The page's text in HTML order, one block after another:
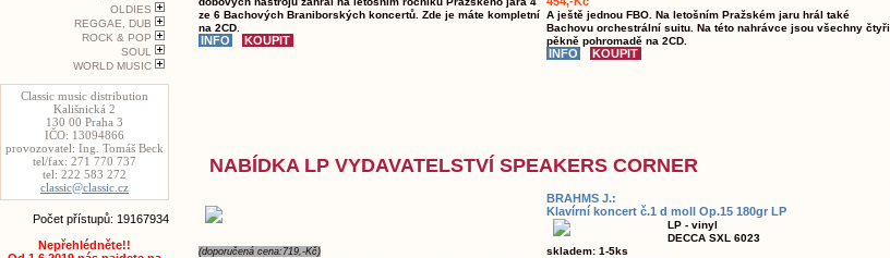
OLDIES
REGGAE, DUB
ROCK & POP
SOUL
WORLD MUSIC
Classic music distribution
Kališnická 2
130 00 Praha 3
IČO: 13094866
provozovatel: Ing. Tomáš Beck
tel/fax: 271 770 737
tel: 222 583 272
classic@classic.cz
Počet přístupů: 19167934
Nepřehlédněte!!
ze 6 Bachových Braniborských koncertů. Zde je máte kompletní
na 2CD.
A ještě jednou FBO. Na letošním Pražském jaru hrál také
Bachovu orchestrální suitu. Na této nahrávce jsou všechny čtyři
pěkně pohromadě na 2CD.
NABÍDKA LP VYDAVATELSTVÍ SPEAKERS CORNER
(doporučená cena:719,-Kč)
BRAHMS J.:
Klavírní koncert č.1 d moll Op.15 180gr LP
LP - vinyl
DECCA SXL 6023
skladem: 1-5ks